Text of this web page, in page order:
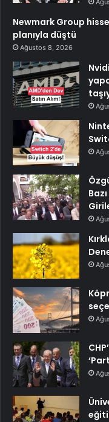
Newmark Group
planıyla düştü
Ağustos 8, 2026